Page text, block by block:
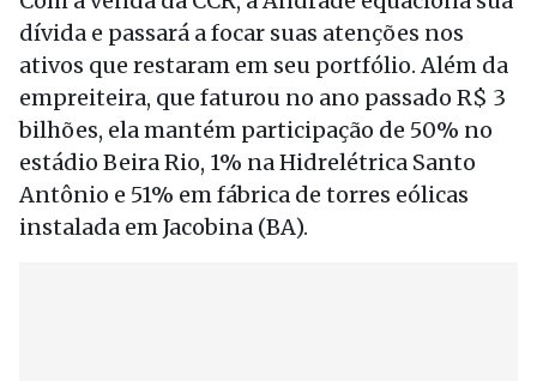
dívida e passará a focar suas atenções nos
ativos que restaram em seu portfólio. Além da
empreiteira, que faturou no ano passado R$ 3
bilhões, ela mantém participação de 50% no
estádio Beira Rio, 1% na Hidrelétrica Santo
Antônio e 51% em fábrica de torres eólicas
instalada em Jacobina (BA).